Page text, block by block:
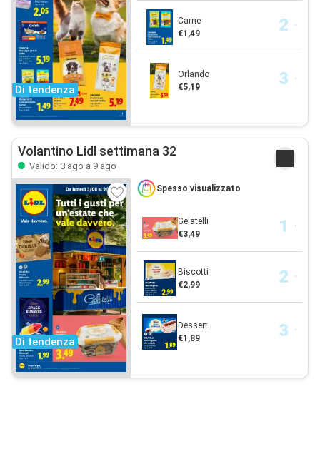
Di tendenza
Carne
€1,49
Orlando
€5,19
Volantino Lidl settimana 32
Valido: 3 ago a 9 ago
Di tendenza
Spesso visualizzato
Gelatelli
€3,49
Biscotti
€2,99
Dessert
€1,89